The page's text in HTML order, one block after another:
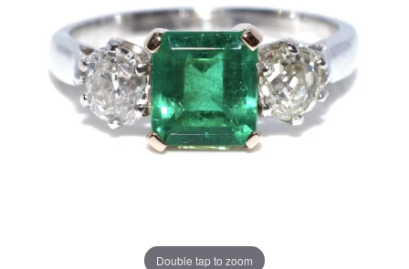
Double tap to zoom